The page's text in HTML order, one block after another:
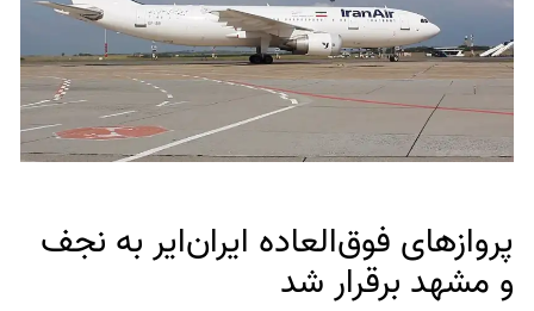
پروازهای فوق‌العاده ایران‌ایر به نجف
و مشهد برقرار شد